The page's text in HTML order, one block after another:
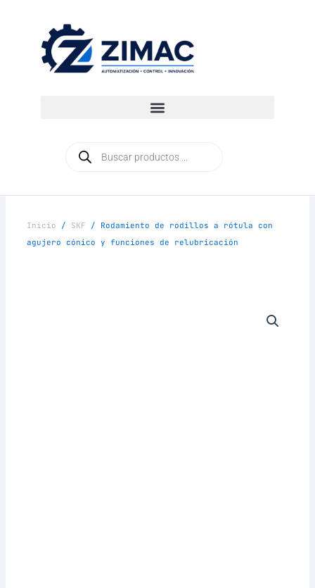
contenido
productos
Inicio / SKF / Rodamiento de rodillos a rótula con
agujero cónico y funciones de relubricación